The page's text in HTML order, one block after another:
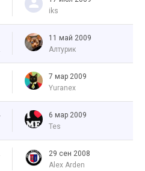
iks
11 май 2009
Алтурик
7 мар 2009
Yuranex
6 мар 2009
Tes
29 сен 2008
Alex Arden